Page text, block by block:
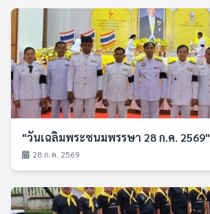
"วันเฉลิมพระชนมพรรษา 28 ก.ค. 2569"
28 ก.ค. 2569